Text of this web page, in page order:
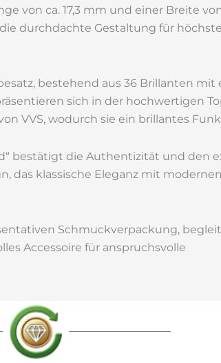
von ca. 17,3 mm und einer Breite
durchdachte Gestaltung für
bestehend aus 36 Brillanten mit
sich in der hochwertigen
VVS, wodurch sie ein brillantes
bestätigt die Authentizität und den
das klassische Eleganz mit
Schmuckverpackung,
Accessoire für anspruchsvolle